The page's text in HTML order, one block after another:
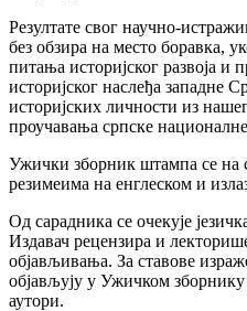
Резултате свог научно-
без обзира на место боравка,
питања историјског развоја и
историјског наслеђа западне
историјских личности из
проучавања српске
Ужички зборник штампа се на
резимеима на енглеском и
Од сарадника се очекује
Издавач рецензира и
објављивања. За ставове
објављују у Ужичком
аутори.